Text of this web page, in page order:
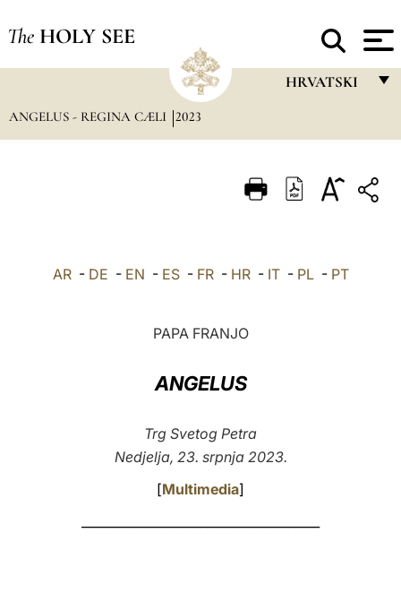
The HOLY SEE
HRVATSKI
ITALIANO
ANGELUS - REGINA CÆLI 2023
AR- DE - EN - ES- FR- HR- IT- PL- PT
PAPA FRANJO
ANGELUS
Trg Svetog Petra
Nedjelja, 23. srpnja 2023.
[Multimedia]